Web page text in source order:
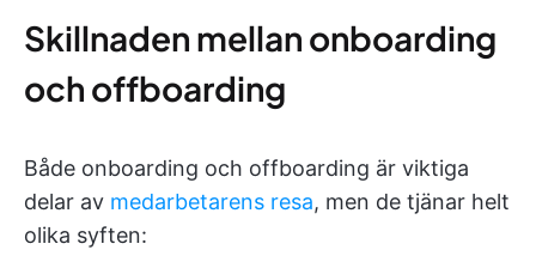
Skillnaden mellan onboarding
och offboarding
Både onboarding och offboarding är viktiga
delar av medarbetarens resa, men de tjänar helt
olika syften: